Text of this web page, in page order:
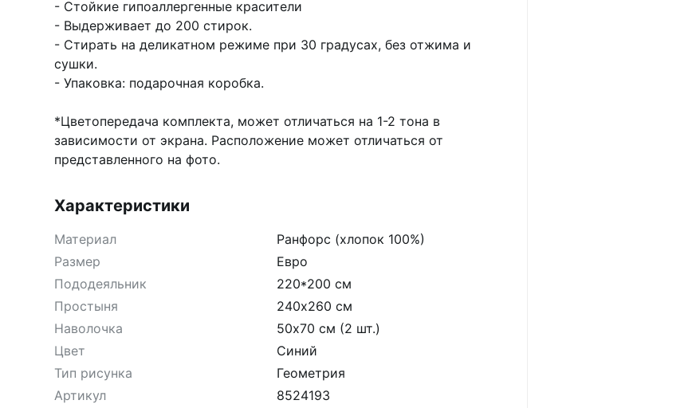
- Стойкие гипоаллергенные красители
- Выдерживает до 200 стирок.
- Стирать на деликатном режиме при 30 градусах, без отжима и
сушки.
- Упаковка: подарочная коробка.
*Цветопередача комплекта, может отличаться на 1-2 тона в
зависимости от экрана. Расположение может отличаться от
представленного на фото.
Характеристики
Материал
Ранфорс (хлопок 100%)
Размер
Евро
Пододеяльник
220*200 см
Простыня
240х260 см
Наволочка
50х70 см (2 шт.)
Цвет
Синий
Тип рисунка
Геометрия
Артикул
8524193